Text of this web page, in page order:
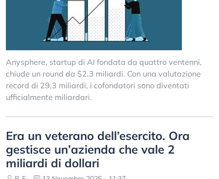
Anysphere, startup di AI fondata da quattro ventenni,
chiude un round da $2,3 miliardi. Con una valutazione
record di 29,3 miliardi, i cofondatori sono diventati
ufficialmente miliardari.
Era un veterano dell’esercito. Ora
gestisce un’azienda che vale 2
miliardi di dollari